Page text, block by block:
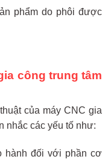
phẩm do phôi được
công trung tâm
của máy CNC gia
nhắc các yếu tố như:
hành đối với phần cơ